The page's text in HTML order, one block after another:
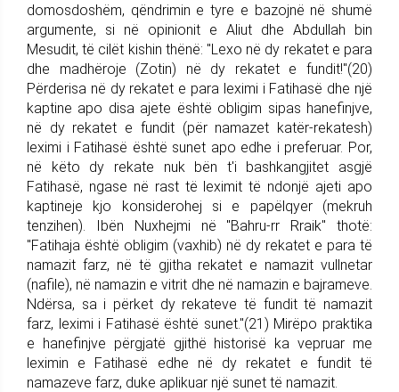
domosdoshëm, qëndrimin e tyre e bazojnë në shumë
argumente, si në opinionit e Aliut dhe Abdullah bin
Mesudit, të cilët kishin thënë: "Lexo në dy rekatet e para
dhe madhëroje (Zotin) në dy rekatet e fundit!"(20)
Përderisa në dy rekatet e para leximi i Fatihasë dhe një
kaptine apo disa ajete është obligim sipas hanefinjve,
në dy rekatet e fundit (për namazet katër-rekatesh)
leximi i Fatihasë është sunet apo edhe i preferuar. Por,
në këto dy rekate nuk bën t'i bashkangjitet asgjë
Fatihasë, ngase në rast të leximit të ndonjë ajeti apo
kaptineje kjo konsiderohej si e papëlqyer (mekruh
tenzihen). Ibën Nuxhejmi në "Bahru-rr Rraik" thotë:
"Fatihaja është obligim (vaxhib) në dy rekatet e para të
namazit farz, në të gjitha rekatet e namazit vullnetar
(nafile), në namazin e vitrit dhe në namazin e bajrameve.
Ndërsa, sa i përket dy rekateve të fundit të namazit
farz, leximi i Fatihasë është sunet."(21) Mirëpo praktika
e hanefinjve përgjatë gjithë historisë ka vepruar me
leximin e Fatihasë edhe në dy rekatet e fundit të
namazeve farz, duke aplikuar një sunet të namazit.